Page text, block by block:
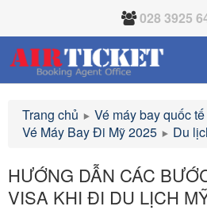
028 3925
Trang chủ
Vé máy bay quốc tế
Vé Máy Bay Đi Mỹ 2025
Du
HƯỚNG DẪN CÁC
VISA KHI ĐI DU LỊCH